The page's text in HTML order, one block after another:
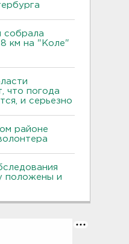
собрала
км на "Коле"
что погода
и серьезно
районе
положены и